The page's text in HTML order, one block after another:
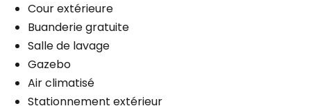
Cour extérieure
Buanderie gratuite
Salle de lavage
Gazebo
Air climatisé
Stationnement extérieur